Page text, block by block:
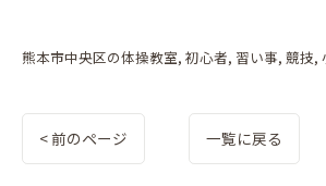
熊本市中央区の体操教室 初心者 習い事 競技
< 前のページ 一覧に戻る